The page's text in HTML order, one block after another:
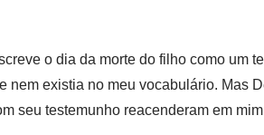
o dia da morte do filho como um
nem existia no meu vocabulário. Mas
seu testemunho reacenderam em